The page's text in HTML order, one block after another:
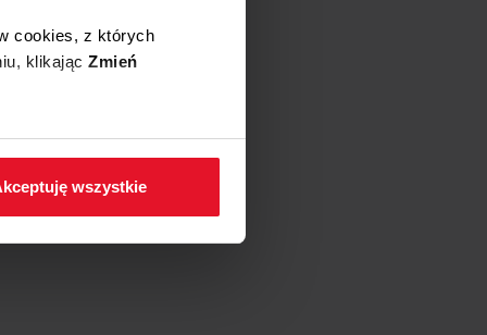
cookies, z których
klikając Zmień
zakładkęPolityka
wszystkie